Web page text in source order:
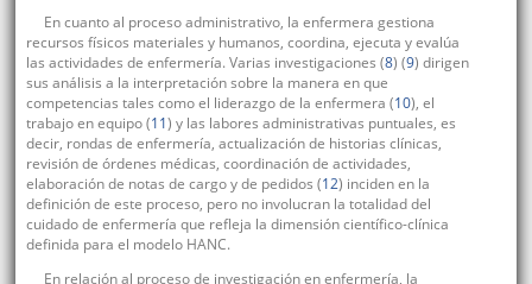
En cuanto al proceso administrativo, la enfermera gestiona
recursos físicos materiales y humanos, coordina, ejecuta y evalúa
las actividades de enfermería. Varias investigaciones (8) (9) dirigen
sus análisis a la interpretación sobre la manera en que
competencias tales como el liderazgo de la enfermera (10), el
trabajo en equipo (11) y las labores administrativas puntuales, es
decir, rondas de enfermería, actualización de historias clínicas,
revisión de órdenes médicas, coordinación de actividades,
elaboración de notas de cargo y de pedidos (12) inciden en la
definición de este proceso, pero no involucran la totalidad del
cuidado de enfermería que refleja la dimensión científico-clínica
definida para el modelo HANC.
En relación al proceso de investigación en enfermería, la